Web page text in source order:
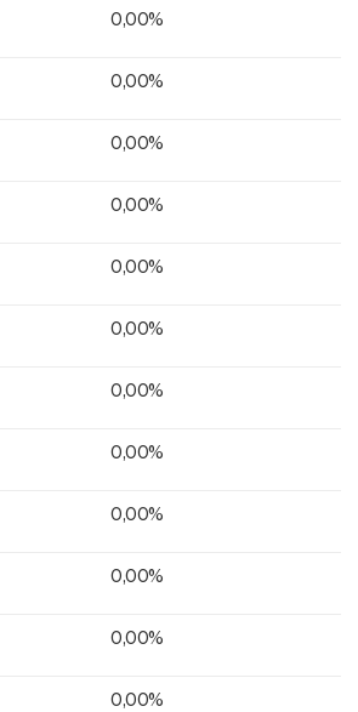
0,00%
0,00%
0,00%
0,00%
0,00%
0,00%
0,00%
0,00%
0,00%
0,00%
0,00%
0,00%